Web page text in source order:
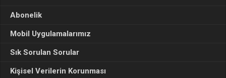
Abonelik
Mobil Uygulamalarımız
Sık Sorulan Sorular
Kişisel Verilerin Korunması